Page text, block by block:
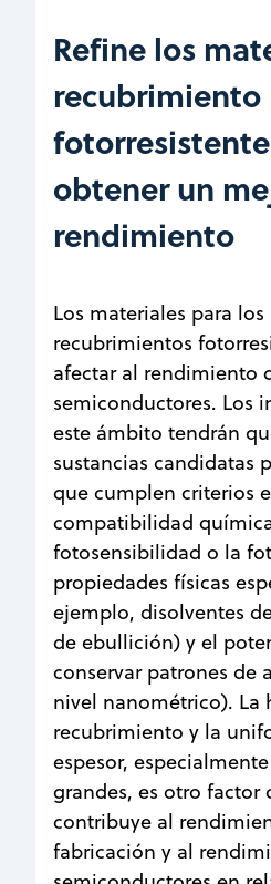
Refine los
recubrimiento
obtener un
rendimiento
Los materiales para los
recubrimientos
afectar al rendimiento
semiconductores. Los
este ámbito tendrán
sustancias candidatas
que cumplen criterios
compatibilidad
fotosensibilidad o la
propiedades físicas
ejemplo, disolventes
de ebullición) y el
conservar patrones de
nivel nanométrico). La
recubrimiento y la
espesor,
grandes, es otro factor
contribuye al
fabricación y al